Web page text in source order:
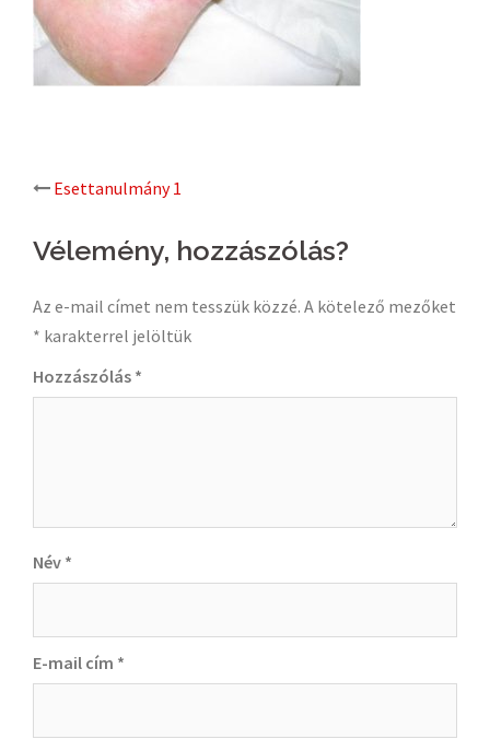
Post
navigation
Esettanulmány 1
Vélemény, hozzászólás?
Az e-mail címet nem tesszük közzé. A kötelező mezőket
* karakterrel jelöltük
Hozzászólás *
Név *
E-mail cím *